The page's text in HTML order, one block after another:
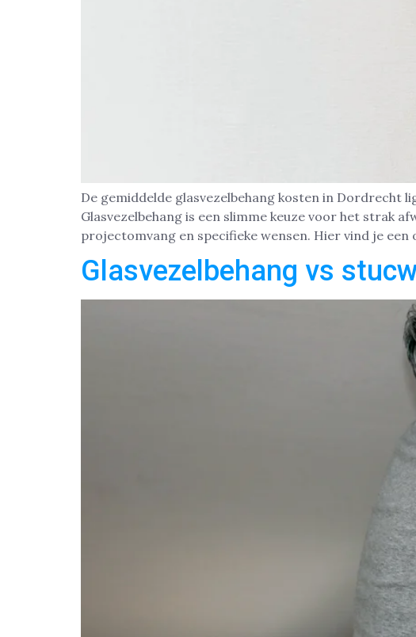
De gemiddelde glasvezelbehang kosten in Dordrecht
Glasvezelbehang is een slimme keuze voor het strak
projectomvang en specifieke wensen. Hier vind je
Glasvezelbehang vs